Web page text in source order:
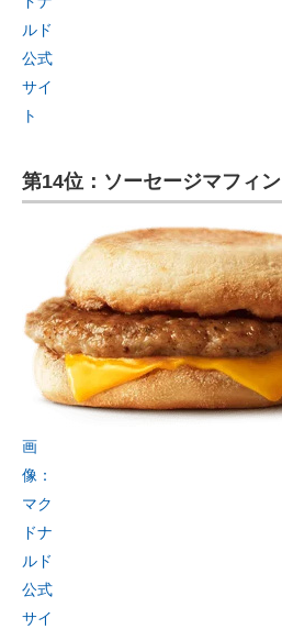
ルド
公式
サイ
ト
第14位：ソーセージマフィン
画
像：
マク
ドナ
ルド
公式
サイ